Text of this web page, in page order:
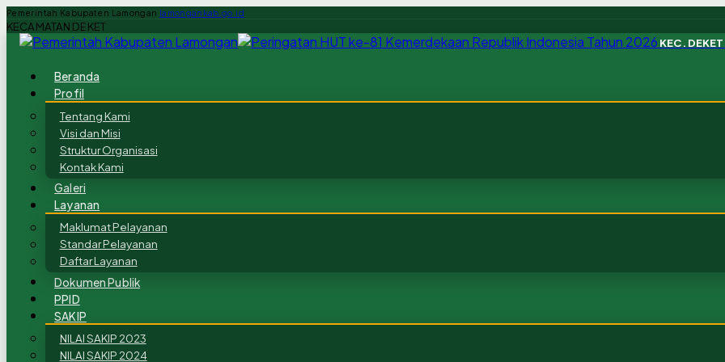
Pemerintah Kabupaten Lamongan lamongankab.go.id
KECAMATAN DEKET
KEC. DEKET
Beranda
Profil
Tentang Kami
Visi dan Misi
Struktur Organisasi
Kontak Kami
Galeri
Layanan
Maklumat Pelayanan
Standar Pelayanan
Daftar Layanan
Dokumen Publik
PPID
SAKIP
NILAI SAKIP 2023
NILAI SAKIP 2024